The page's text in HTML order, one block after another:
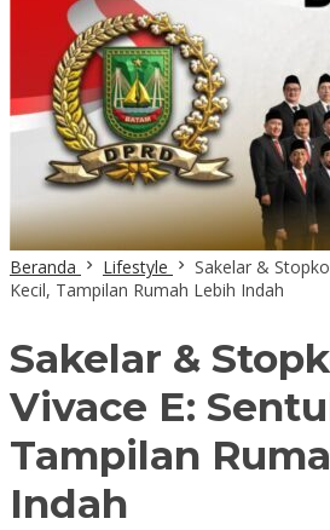
Beranda Lifestyle
Sakelar &
Kecil, Tampilan Rumah Lebih Indah
Sakelar &
Vivace E:
Tampilan
Indah